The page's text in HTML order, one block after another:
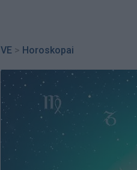
VE > Horoskopai